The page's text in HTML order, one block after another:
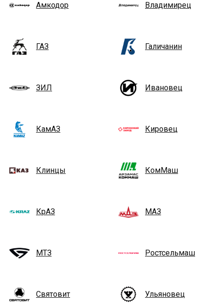
Амкодор Владимирец
ГАЗ Галичанин
ЗИЛ Ивановец
КамАЗ Кировец
Клинцы КомМаш
КрАЗ МАЗ
МТЗ Ростсельмаш
Святовит Ульяновец